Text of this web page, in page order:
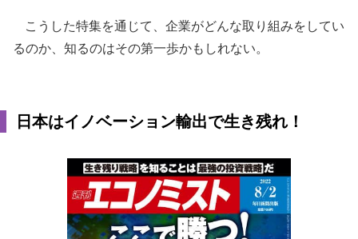
こうした特集を通じて、企業がどんな取り組みをしてい
るのか、知るのはその第一歩かもしれない。
日本はイノベーション輸出で生き残れ！